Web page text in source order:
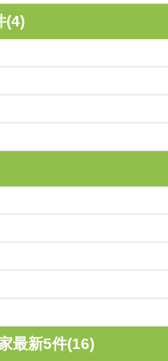
(4)
最新5件(16)